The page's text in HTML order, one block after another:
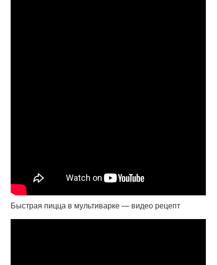
Быстрая пицца в мультиварке — видео рецепт